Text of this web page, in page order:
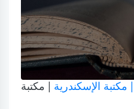
| مكتبة الإسكندرية
| مكتبة